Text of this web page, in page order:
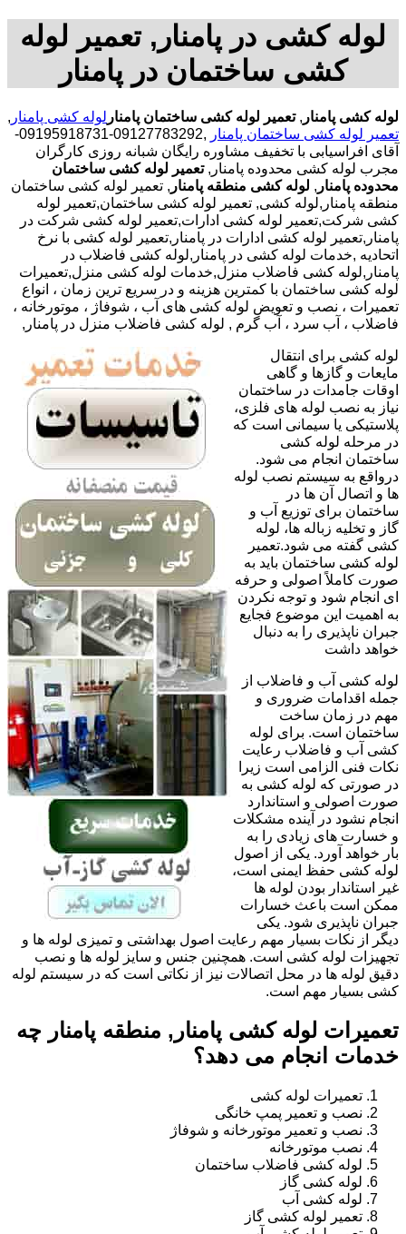
لوله کشی در پامنار, تعمیر لوله
کشی ساختمان در پامنار
لوله کشی پامنار ,تعمیر لوله کشی ساختمان پامنار لوله کشی پامنار ,
تعمیر لوله کشی ساختمان پامنار
,09127783292-09195918731-
آقای افراسیابی با تخفیف مشاوره رایگان شبانه روزی کارگران
مجرب لوله کشی محدوده پامنار,تعمیر لوله کشی ساختمان
محدوده پامنار , لوله کشی منطقه پامنار , تعمیر لوله کشی ساختمان
منطقه پامنار,لوله کشی, تعمیر لوله کشی ساختمان,تعمیر لوله
کشی شرکت,تعمیر لوله کشی ادارات,تعمیر لوله کشی شرکت در
پامنار,تعمیر لوله کشی ادارات در پامنار,تعمیر لوله کشی با نرخ
اتحادیه ,خدمات لوله کشی در پامنار,لوله کشی فاضلاب در
پامنار,لوله کشی فاضلاب منزل,خدمات لوله کشی منزل,تعمیرات
لوله کشی ساختمان با کمترین هزینه و در سریع ترین زمان ، انواع
تعمیرات ، نصب و تعویض لوله کشی های آب ، شوفاژ ، موتورخانه ،
فاضلاب ، آب سرد ، آب گرم , لوله کشی فاضلاب منزل در پامنار,
لوله کشی برای انتقال
مایعات و گازها و گاهی
اوقات جامدات در ساختمان
نیاز به نصب لوله های فلزی،
پلاستیکی یا سیمانی است که
در مرحله لوله کشی
ساختمان انجام می شود.
درواقع به سیستم نصب لوله
ها و اتصال آن ها در
ساختمان برای توزیع آب و
گاز و تخلیه زباله ها، لوله
کشی گفته می شود.تعمیر
لوله کشی ساختمان باید به
صورت کاملاً اصولی و حرفه
ای انجام شود و توجه نکردن
به اهمیت این موضوع فجایع
جبران ناپذیری را به دنبال
خواهد داشت
لوله کشی آب و فاضلاب از
جمله اقدامات ضروری و
مهم در زمان ساخت
ساختمان است. برای لوله
کشی آب و فاضلاب رعایت
نکات فنی الزامی است زیرا
در صورتی که لوله کشی به
صورت اصولی و استاندارد
انجام نشود در آینده مشکلات
و خسارت های زیادی را به
بار خواهد آورد. یکی از اصول
لوله کشی حفظ ایمنی است،
غیر استاندار بودن لوله ها
ممکن است باعث خسارات
جبران ناپذیری شود. یکی
دیگر از نکات بسیار مهم رعایت اصول بهداشتی و تمیزی لوله ها و
تجهیزات لوله کشی است. همچنین جنس و سایز لوله ها و نصب
دقیق لوله ها در محل اتصالات نیز از نکاتی است که در سیستم لوله
کشی بسیار مهم است.
تعمیرات لوله کشی پامنار, منطقه پامنار چه
خدمات انجام می دهد؟
تعمیرات لوله کشی
نصب و تعمیر پمپ خانگی
نصب و تعمیر موتورخانه و شوفاژ
نصب موتورخانه
لوله کشی فاضلاب ساختمان
لوله کشی گاز
لوله کشی آب
تعمیر لوله کشی گاز